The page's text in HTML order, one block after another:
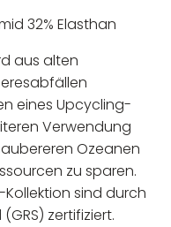
32% Elasthan
aus alten
eines Upcycling-
Verwendung
Ozeanen
zu sparen.
sind durch
zertifiziert.